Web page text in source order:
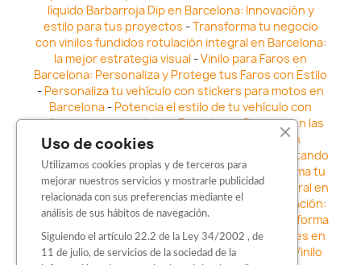
líquido Barbarroja Dip en Barcelona: Innovación y
estilo para tus proyectos -Transforma tu negocio
con vinilos fundidos rotulación integral en Barcelona:
la mejor estrategia visual -Vinilo para Faros en
Barcelona: Personaliza y Protege tus Faros con Estilo
- Personaliza tu vehículo con stickers para motos en
Barcelona- Potencia el estilo de tu vehículo con
adhesivos para coche en Barcelona-Destaca en las
calles: Los Mejores stickers para coches en
Vinilo para faros en Barcelona: Resaltando
la Estética y Seguridad del Automóvil- Transforma tu
vehículo con los vinilos fundidos rotulación integral en
Barcelona-Explora la Innovación en Personalización:
Vinilo líquido barbarroja dip en Barcelona
Transforma
tu vehículo con estilo: Kits adhesivos para coches en
Barcelona-Personaliza tu vehículo con estilo: Vinilo
Uso de cookies
Utilizamos cookies propias y de terceros para
mejorar nuestros servicios y mostrarle publicidad
relacionada con sus preferencias mediante el
análisis de sus hábitos de navegación.
Siguiendo el artículo 22.2 de la Ley 34/2002 , de
11 de julio, de servicios de la sociedad de la